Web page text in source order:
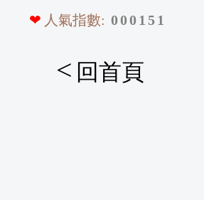
❤ 人氣指數: 0001 51
< 回首頁